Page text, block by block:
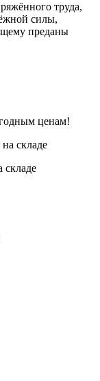
труда,
силы,
преданы
ценам!